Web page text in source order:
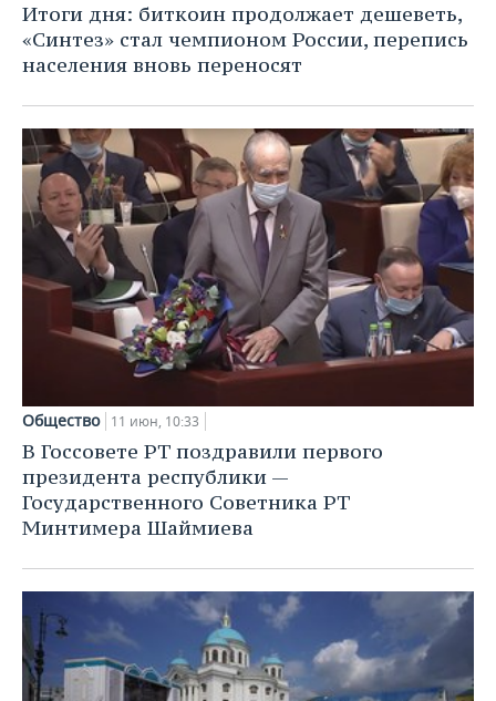
Итоги дня: биткоин продолжает дешеветь,
«Синтез» стал чемпионом России, перепись
населения вновь переносят
Общество 11 июн, 10:33
В Госсовете РТ поздравили первого
президента республики —
Государственного Советника РТ
Минтимера Шаймиева